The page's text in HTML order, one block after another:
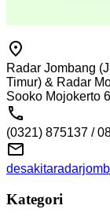
Radar Jombang
Timur) & Radar
Sooko Mojokerto
(0321) 875137 /
Kategori